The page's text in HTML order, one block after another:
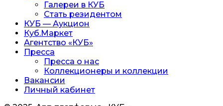
Галереи в КУБ
Стать резидентом
КУБ — Аукцион
Куб.Маркет
Агентство «КУБ»
Пресса
Пресса о нас
Коллекционеры и коллекции
Вакансии
Личный кабинет